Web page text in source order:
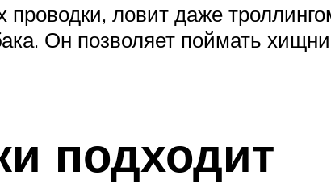
проводки, ловит даже
Он позволяет поймать
подходит